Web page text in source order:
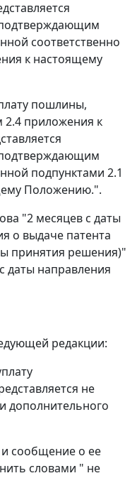
соответственно
к настоящему
пошлины,
приложения к
подпунктами 2.1
Положению.".
"2 месяцев с даты
о выдаче патента
принятия решения)"
даты направления
редакции:
не
дополнительного
и сообщение о ее
словами " не